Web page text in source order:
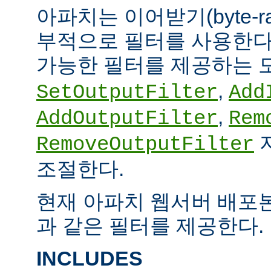
아파치는 이어받기(byte-
부적으로 필터를 사용한
가능한 필터를 제공하는
SetOutputFilter,
AddOutputFilter,
RemoveOutputFilter
조절한다.
현재 아파치 웹서버 배포
과 같은 필터를 제공한다.
INCLUDES